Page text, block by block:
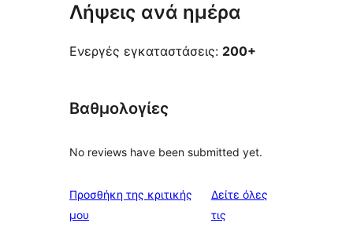
Λήψεις ανά ημέρα
Ενεργές εγκαταστάσεις: 200+
Βαθμολογίες
No reviews have been submitted yet.
Προσθήκη της κριτικής
μου
Δείτε όλες
τιςκριτικές